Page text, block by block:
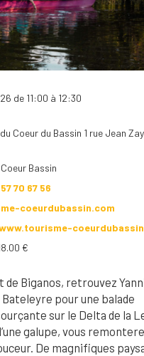
de 11:00 à 12:30
Coeur du Bassin 1 rue Jean
Coeur Bassin
70 67 56
coeurdubassin.com
€
de Biganos, retrouvez
Bateleyre pour une balade
sur le Delta de la
galupe, vous
De magnifiques